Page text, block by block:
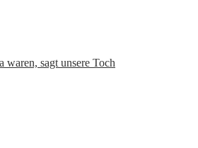
waren, sagt unsere Toch